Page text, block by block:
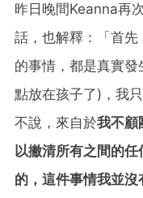
昨日晚間Keanna再
話，也解釋：「首
的事情，都是真實
點放在孩子了)，我
不說，來自於我不顧
以撇清所有之間的
的，這件事情我並